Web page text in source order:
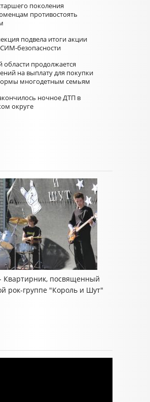
поколения
противостоять
подвела итоги акции
безопасности
продолжается
на выплату для покупки
многодетным семьям
ночное ДТП в
округе
Квартирник, посвященный
рок-группе "Король и Шут"